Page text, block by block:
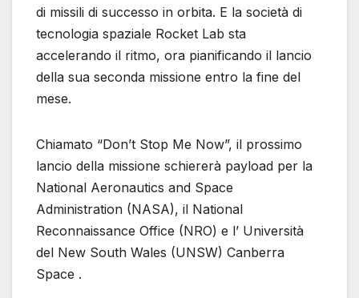
di missili di successo in orbita. E la società di
tecnologia spaziale Rocket Lab sta
accelerando il ritmo, ora pianificando il lancio
della sua seconda missione entro la fine del
mese.
Chiamato “Don’t Stop Me Now”, il prossimo
lancio della missione schiererà payload per la
National Aeronautics and Space
Administration (NASA), il National
Reconnaissance Office (NRO) e l’ Università
del New South Wales (UNSW) Canberra
Space .